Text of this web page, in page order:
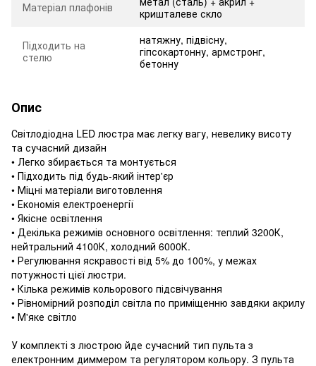
Матеріал плафонів
кришталеве скло
Підходить на
стелю
натяжну, підвісну,
гіпсокартонну, армстронг,
бетонну
Опис
Світлодіодна LED люстра має легку вагу, невелику висоту
та сучасний дизайн
• Легко збирається та монтується
• Підходить під будь-який інтер'єр
• Міцні матеріали виготовлення
• Економія електроенергії
• Якісне освітлення
• Декілька режимів основного освітлення: теплий 3200К,
нейтральний 4100К, холодний 6000К.
• Регулювання яскравості від 5% до 100%, у межах
потужності цієї люстри.
• Кілька режимів кольорового підсвічування
• Рівномірний розподіл світла по приміщенню завдяки акрилу
• М'яке світло
У комплекті з люстрою йде сучасний тип пульта з
електронним диммером та регулятором кольору. З пульта